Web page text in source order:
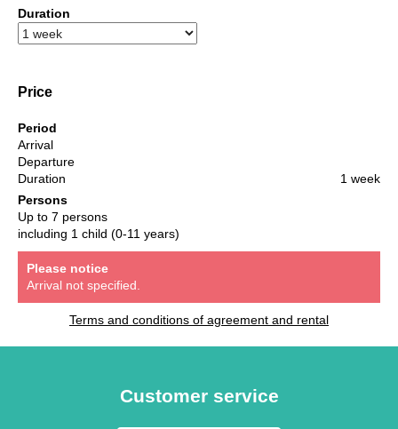
Duration
Price
Period
Arrival
Departure
Duration
1 week
Persons
Up to 7 persons
including 1 child (0-11 years)
Please notice
Arrival not specified.
Terms and conditions of agreement and rental
Customer service